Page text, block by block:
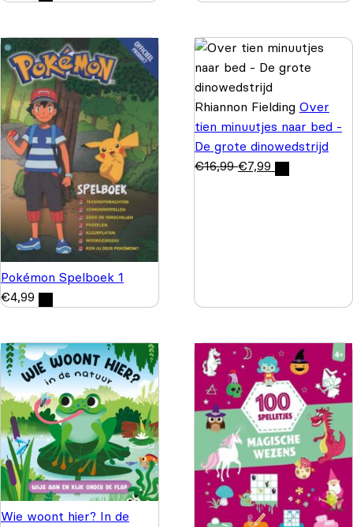
Pokémon Spelboek 1
€4,99
Rhiannon Fielding Over
tien minuutjes naar bed -
De grote dinowedstrijd
€16,99 €7,99
Wie woont hier? In de